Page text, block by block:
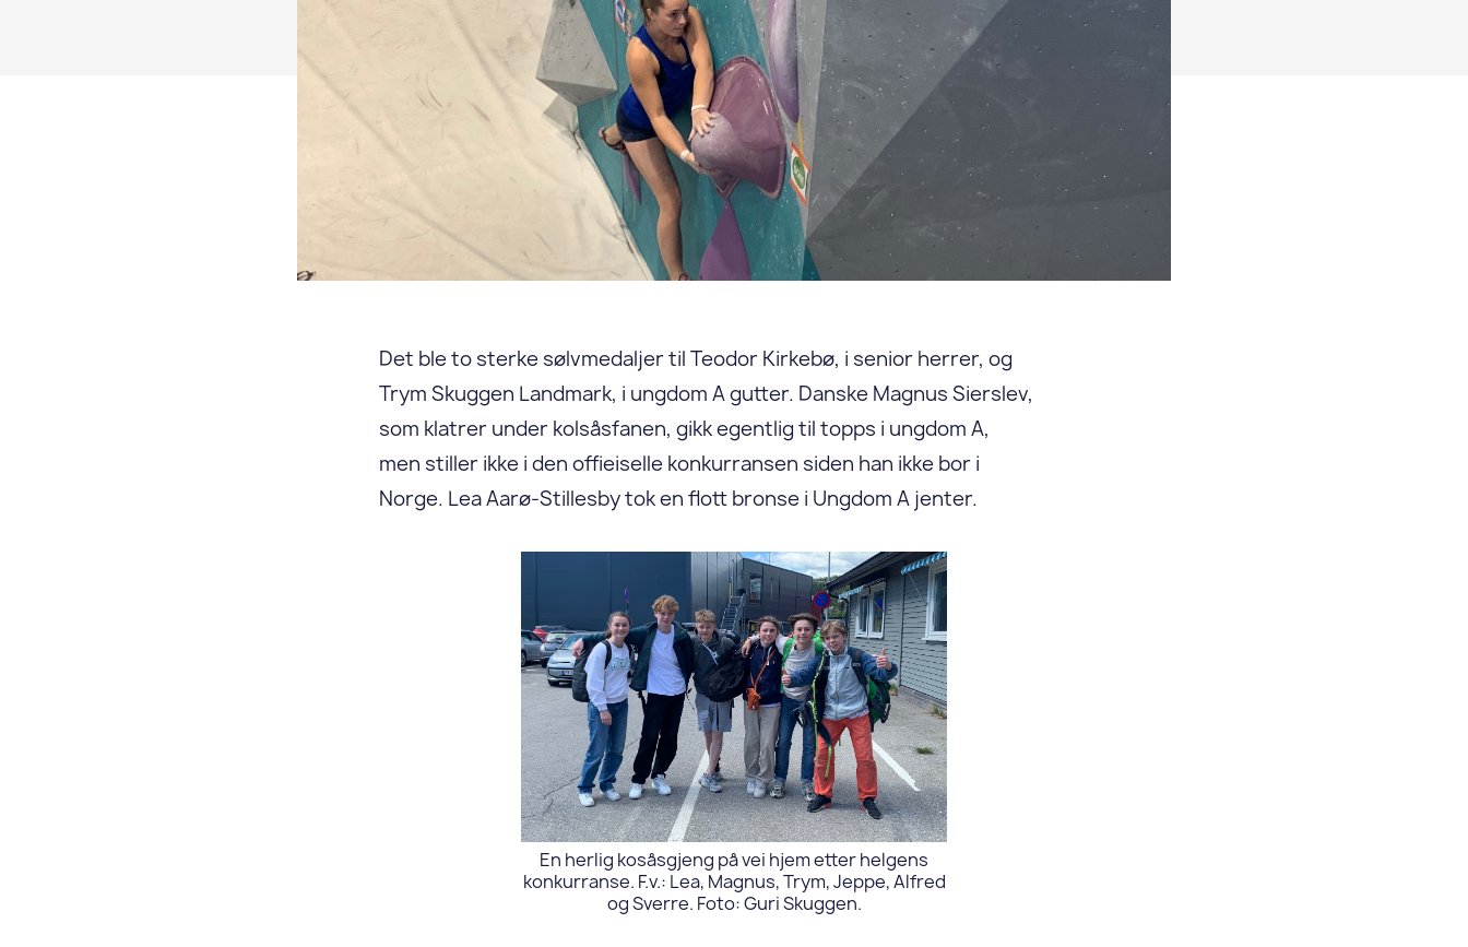
Det ble to sterke sølvmedaljer til Teodor Kirkebø, i senior herrer, og
Trym Skuggen Landmark, i ungdom A gutter. Danske Magnus Sierslev,
som klatrer under kolsåsfanen, gikk egentlig til topps i ungdom A,
men stiller ikke i den offieiselle konkurransen siden han ikke bor i
Norge. Lea Aarø-Stillesby tok en flott bronse i Ungdom A jenter.
En herlig kosåsgjeng på vei hjem etter helgens
konkurranse. F.v.: Lea, Magnus, Trym, Jeppe, Alfred
og Sverre. Foto: Guri Skuggen.